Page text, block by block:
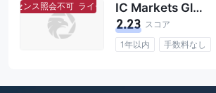
センス照会不可 ライセンス照会不可 IC Markets Global
2.23 スコア
1年以内
手数料なし